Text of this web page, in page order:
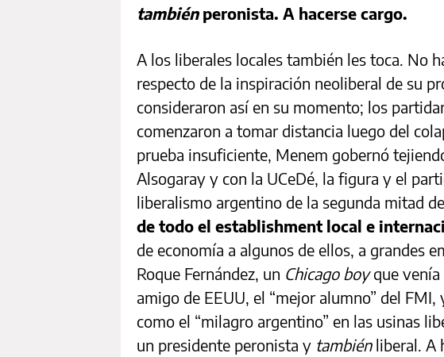
tambiénperonista. A hacerse cargo.
A los liberales locales también les toca. No
respecto de la inspiración neoliberal de su
consideraron así en su momento; los
comenzaron a tomar distancia luego del
prueba insuficiente, Menem gobernó
Alsogaray y con la UCeDé, la figura y el
liberalismo argentino de la segunda mitad
de todo el establishment local e
de economía a algunos de ellos, a grandes
Roque Fernández, un Chicago boyque venía
amigo de EEUU, el “mejor alumno” del
como el “milagro argentino” en las usinas
un presidente peronista y tambiénliberal. A